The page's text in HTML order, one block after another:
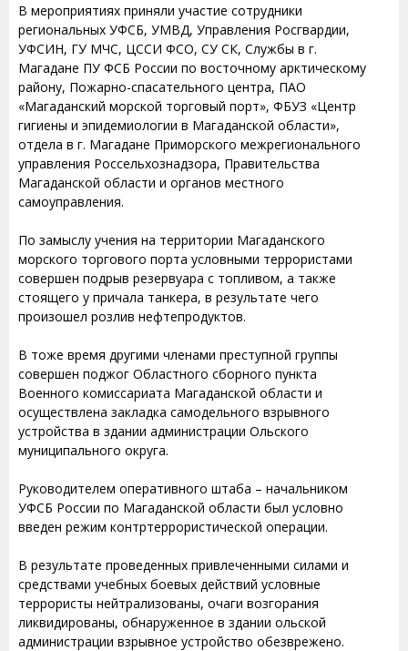
В мероприятиях приняли участие сотрудники
региональных УФСБ, УМВД, Управления Росгвардии,
УФСИН, ГУ МЧС, ЦССИ ФСО, СУ СК, Службы в г.
Магадане ПУ ФСБ России по восточному арктическому
району, Пожарно-спасательного центра, ПАО
«Магаданский морской торговый порт», ФБУЗ «Центр
гигиены и эпидемиологии в Магаданской области»,
отдела в г. Магадане Приморского межрегионального
управления Россельхознадзора, Правительства
Магаданской области и органов местного
самоуправления.
По замыслу учения на территории Магаданского
морского торгового порта условными террористами
совершен подрыв резервуара с топливом, а также
стоящего у причала танкера, в результате чего
произошел розлив нефтепродуктов.
В тоже время другими членами преступной группы
совершен поджог Областного сборного пункта
Военного комиссариата Магаданской области и
осуществлена закладка самодельного взрывного
устройства в здании администрации Ольского
муниципального округа.
Руководителем оперативного штаба – начальником
УФСБ России по Магаданской области был условно
введен режим контртеррористической операции.
В результате проведенных привлеченными силами и
средствами учебных боевых действий условные
террористы нейтрализованы, очаги возгорания
ликвидированы, обнаруженное в здании ольской
администрации взрывное устройство обезврежено.